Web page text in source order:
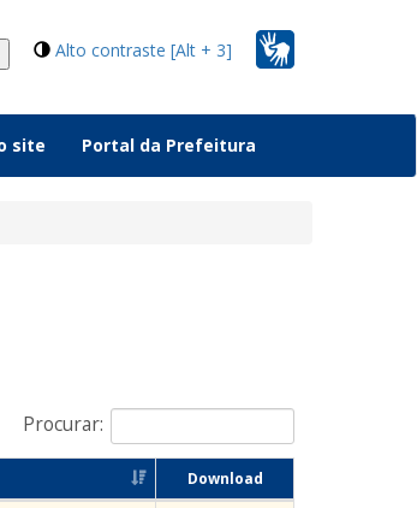
Alto contraste [Alt + 3]
site Portal da Prefeitura
Procurar:
Download